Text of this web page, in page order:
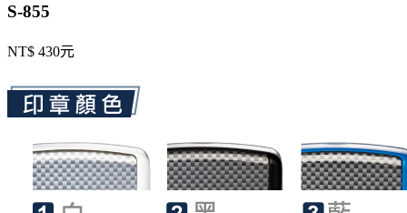
S-855
NT$ 430元